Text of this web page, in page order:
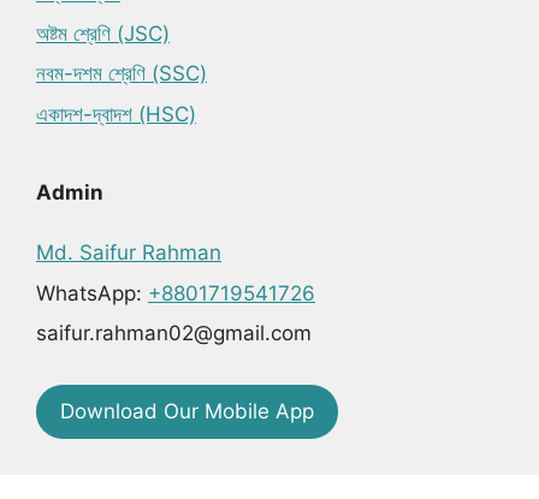
অষ্টম শ্রেণি (JSC)
নবম-দশম শ্রেণি (SSC)
একাদশ-দ্বাদশ (HSC)
Admin
Md. Saifur Rahman
WhatsApp: +8801719541726
saifur.rahman02@gmail.com
Download Our Mobile App